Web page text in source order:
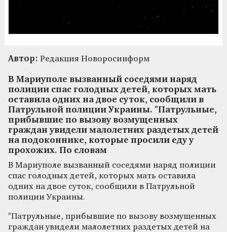
Автор: Редакция Новоросинформ
В Мариуполе вызванный соседями наряд
полиции спас голодных детей, которых мать
оставила одних на двое суток, сообщили в
Патрульной полиции Украины. "Патрульные,
прибывшие по вызову возмущенных
граждан увидели малолетних раздетых детей
на подоконнике, которые просили еду у
прохожих. По словам
В Мариуполе вызванный соседями наряд полиции
спас голодных детей, которых мать оставила
одних на двое суток, сообщили в Патрульной
полиции Украины.
"Патрульные, прибывшие по вызову возмущенных
граждан увидели малолетних раздетых детей на